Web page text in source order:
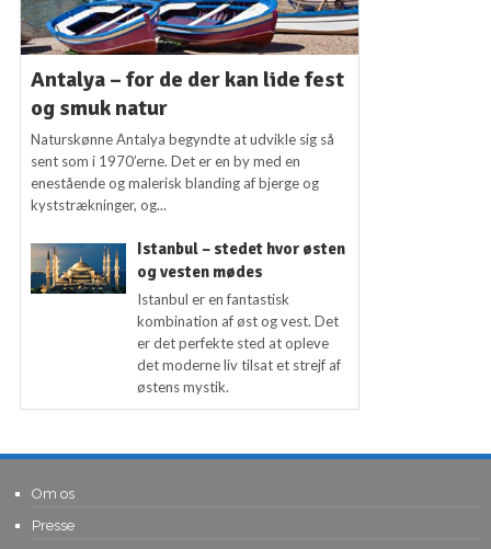
Antalya – for de der kan lide fest
og smuk natur
Naturskønne Antalya begyndte at udvikle sig så
sent som i 1970’erne. Det er en by med en
enestående og malerisk blanding af bjerge og
kyststrækninger, og...
Istanbul – stedet hvor østen
og vesten mødes
Istanbul er en fantastisk
kombination af øst og vest. Det
er det perfekte sted at opleve
det moderne liv tilsat et strejf af
østens mystik.
Om os
Presse